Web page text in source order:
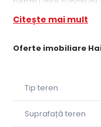
Oferte imobiliare
Pret: 60 euro mp
electricitate.
Cu o experiență de
Sapient Imobiliare,
mai multe servicii
Citește mai mult
Tip teren
Suprafață teren